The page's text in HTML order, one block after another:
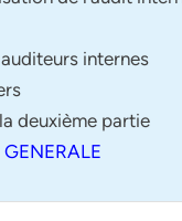
internes
deuxième partie